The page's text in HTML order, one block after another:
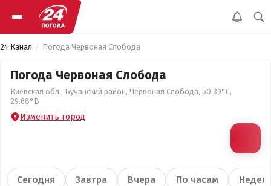
24 Канал Погода Червоная Слобода
Погода Червоная Слобода
Киевская обл., Бучанский район, Червоная Слобода, 50.39°С,
29.68°В
Изменить город
Сегодня Завтра Вчера По часам